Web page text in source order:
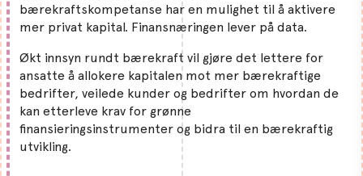
bærekraftskompetanse har en mulighet til å aktivere
mer privat kapital. Finansnæringen lever på data.
Økt innsyn rundt bærekraft vil gjøre det lettere for
ansatte å allokere kapitalen mot mer bærekraftige
bedrifter, veilede kunder og bedrifter om hvordan de
kan etterleve krav for grønne
finansieringsinstrumenter og bidra til en bærekraftig
utvikling.